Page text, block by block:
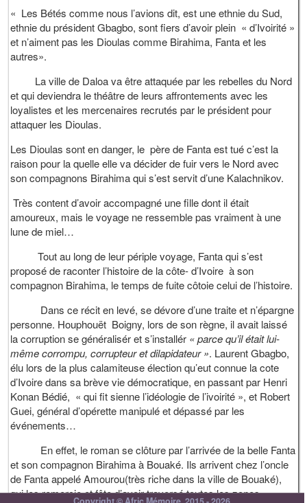
« Les Bétés comme nous l’avions dit, est une ethnie du Sud,
ethnie du président Gbagbo, sont fiers d’avoir plein « d’Ivoirité »
et n’aiment pas les Dioulas comme Birahima, Fanta et les
autres».
La ville de Daloa va être attaquée par les rebelles du Nord
et qui deviendra le théâtre de leurs affrontements avec les
loyalistes et les mercenaires recrutés par le président pour
attaquer les Dioulas.
Les Dioulas sont en danger, le père de Fanta est tué c’est la
raison pour la quelle elle va décider de fuir vers le Nord avec
son compagnons Birahima qui s’est servit d’une Kalachnikov.
Très content d’avoir accompagné une fille dont il était
amoureux, mais le voyage ne ressemble pas vraiment à une
lune de miel…
Tout au long de leur périple voyage, Fanta qui s’est
proposé de raconter l’histoire de la côte- d’Ivoire à son
compagnon Birahima, le temps de fuite côtoie celui de l’histoire.
Dans ce récit en levé, se dévore d’une traite et n’épargne
personne. Houphouët Boigny, lors de son règne, il avait laissé
la corruption se généralisér et s’installér « parce qu’il était lui-
même corrompu, corrupteur et dilapidateur ». Laurent Gbagbo,
élu lors de la plus calamiteuse élection qu’eut connue la cote
d’Ivoire dans sa brève vie démocratique, en passant par Henri
Konan Bédié, « qui fit sienne l’idéologie de l’ivoirité », et Robert
Guei, général d’opérette manipulé et dépassé par les
événements…
En effet, le roman se clôture par l’arrivée de la belle Fanta
et son compagnon Birahima à Bouaké. Ils arrivent chez l’oncle
de Fanta appelé Amourou(très riche dans la ville de Bouaké),
qui les remercie et fête d’avoir traversé toutes les zones